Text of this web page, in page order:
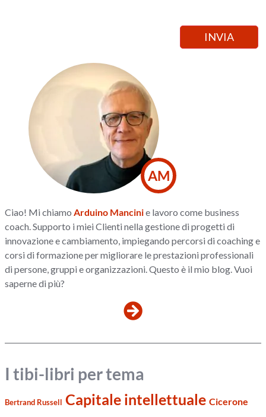
AM
Ciao! Mi chiamo Arduino Mancinie lavoro come business
coach. Supporto i miei Clienti nella gestione di progetti di
innovazione e cambiamento, impiegando percorsi di coaching e
corsi di formazione per migliorare le prestazioni professionali
di persone, gruppi e organizzazioni. Questo è il mio blog. Vuoi
saperne di più?
I tibi-libri per tema
Bertrand Russell Capitale intellettuale Cicerone